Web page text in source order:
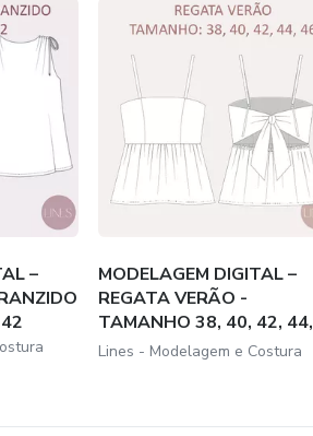
–
MODELAGEM DIGITAL –
REGATA VERÃO -
TAMANHO 38, 40, 42, 44,
4...
Lines - Modelagem e Costura